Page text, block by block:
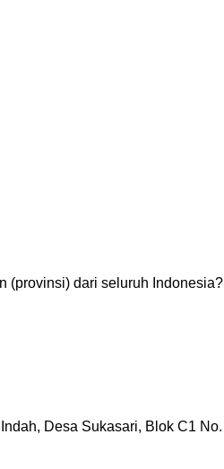
(provinsi) dari seluruh Indonesia?
Desa Sukasari, Blok C1 No.